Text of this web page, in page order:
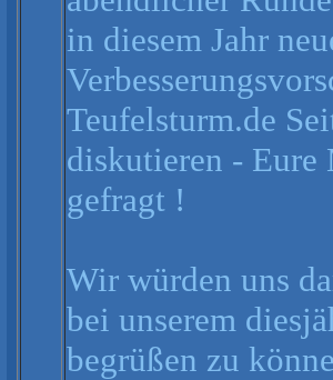
in diesem Jahr
Teufelsturm.de
diskutieren - Eure
gefragt !
Wir würden uns
bei unserem
begrüßen zu